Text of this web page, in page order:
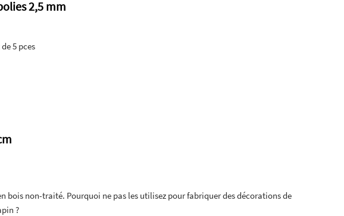
2,5 mm
5 pces
bois non-traité. Pourquoi ne pas les utilisez pour fabriquer des décorations de
?